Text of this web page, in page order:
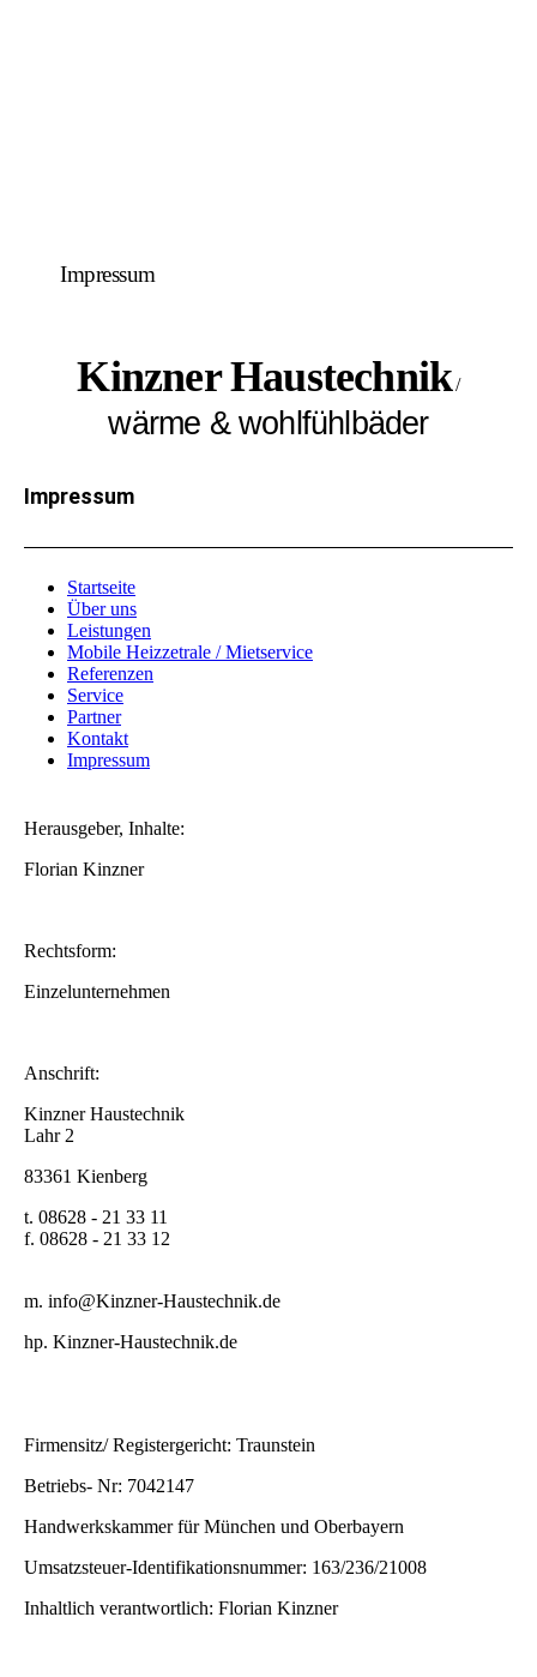
Impressum
Kinzner Haustechnik/
wärme & wohlfühlbäder
Impressum
Startseite
Über uns
Leistungen
Mobile Heizzetrale / Mietservice
Referenzen
Service
Partner
Kontakt
Impressum
Herausgeber, Inhalte:
Florian Kinzner
Rechtsform:
Einzelunternehmen
Anschrift:
Kinzner Haustechnik
Lahr 2
83361 Kienberg
t. 08628 - 21 33 11
f. 08628 - 21 33 12
m. info@Kinzner-Haustechnik.de
hp. Kinzner-Haustechnik.de
Firmensitz/ Registergericht: Traunstein
Betriebs- Nr: 7042147
Handwerkskammer für München und Oberbayern
Umsatzsteuer-Identifikationsnummer: 163/236/21008
Inhaltlich verantwortlich: Florian Kinzner